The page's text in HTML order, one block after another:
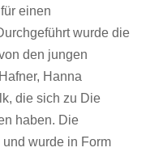
einen
wurde die
den jungen
Hanna
die sich zu Die
haben. Die
wurde in Form